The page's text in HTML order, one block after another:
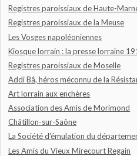
Registres paroissiaux de Haute-
Registres paroissiaux de la Meuse
Les Vosges napoléoniennes
Kiosque lorrain : la presse lorraine
Registres paroissiaux de Moselle
Addi Bâ, héros méconnu de la
Art lorrain aux enchères
Association des Amis de Morimond
Châtillon-sur-Saône
La Société d'émulation du
Les Amis du Vieux Mirecourt Regain